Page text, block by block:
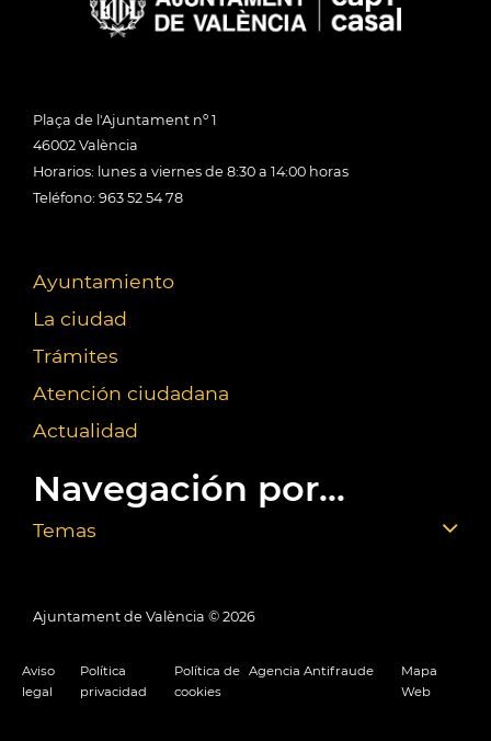
Plaça de l'Ajuntament nº 1
46002 València
Horarios: lunes a viernes de 8:30 a 14:00 horas
Teléfono: 963 52 54 78
Ayuntamiento
La ciudad
Trámites
Atención ciudadana
Actualidad
Navegación por...
Temas
Ajuntament de València © 2026
Aviso
legal
Política
privacidad
Política de
cookies
Agencia Antifraude
Mapa
Web